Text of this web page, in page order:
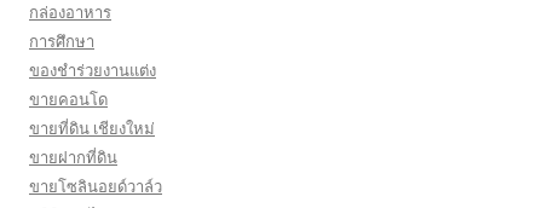
กล่องอาหาร
การศึกษา
ของชำร่วยงานแต่ง
ขายคอนโด
ขายที่ดิน เชียงใหม่
ขายฝากที่ดิน
ขายโซลินอยด์วาล์ว